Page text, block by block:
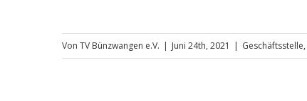
Von TV Bünzwangen e.V. | Juni 24th, 2021 | Geschäftsstelle,